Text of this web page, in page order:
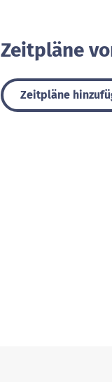
Zeitpläne
Zeitpläne